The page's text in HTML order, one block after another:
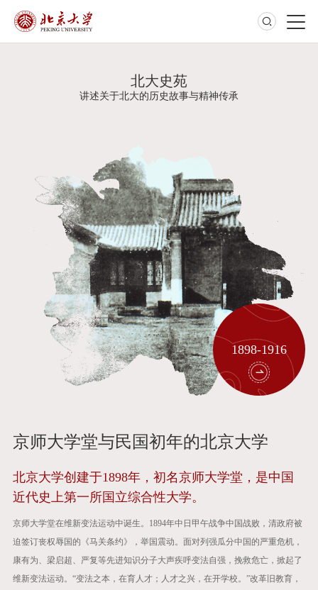
北大史苑
讲述关于北大的历史故事与精神传承
1898-1916
京师大学堂与民国初年的北京大学
北京大学创建于1898年，初名京师大学堂，是中国
近代史上第一所国立综合性大学。
京师大学堂在维新变法运动中诞生。1894年中日甲午战争中国战败，清政府被
迫签订丧权辱国的《马关条约》，举国震动。面对列强瓜分中国的严重危机，
康有为、梁启超、严复等先进知识分子大声疾呼变法自强，挽救危亡，掀起了
维新变法运动。“变法之本，在育人才；人才之兴，在开学校。”改革旧教育，